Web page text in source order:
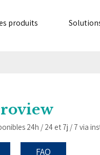
produits
24h / 24 et 7j / 7 via
FAQ